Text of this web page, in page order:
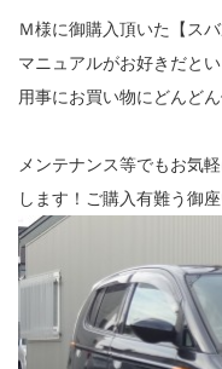
Ｍ様に御購入頂いた【ス
マニュアルがお好きだと
用事にお買い物にどんど
メンテナンス等でもお気
します！ご購入有難う御座